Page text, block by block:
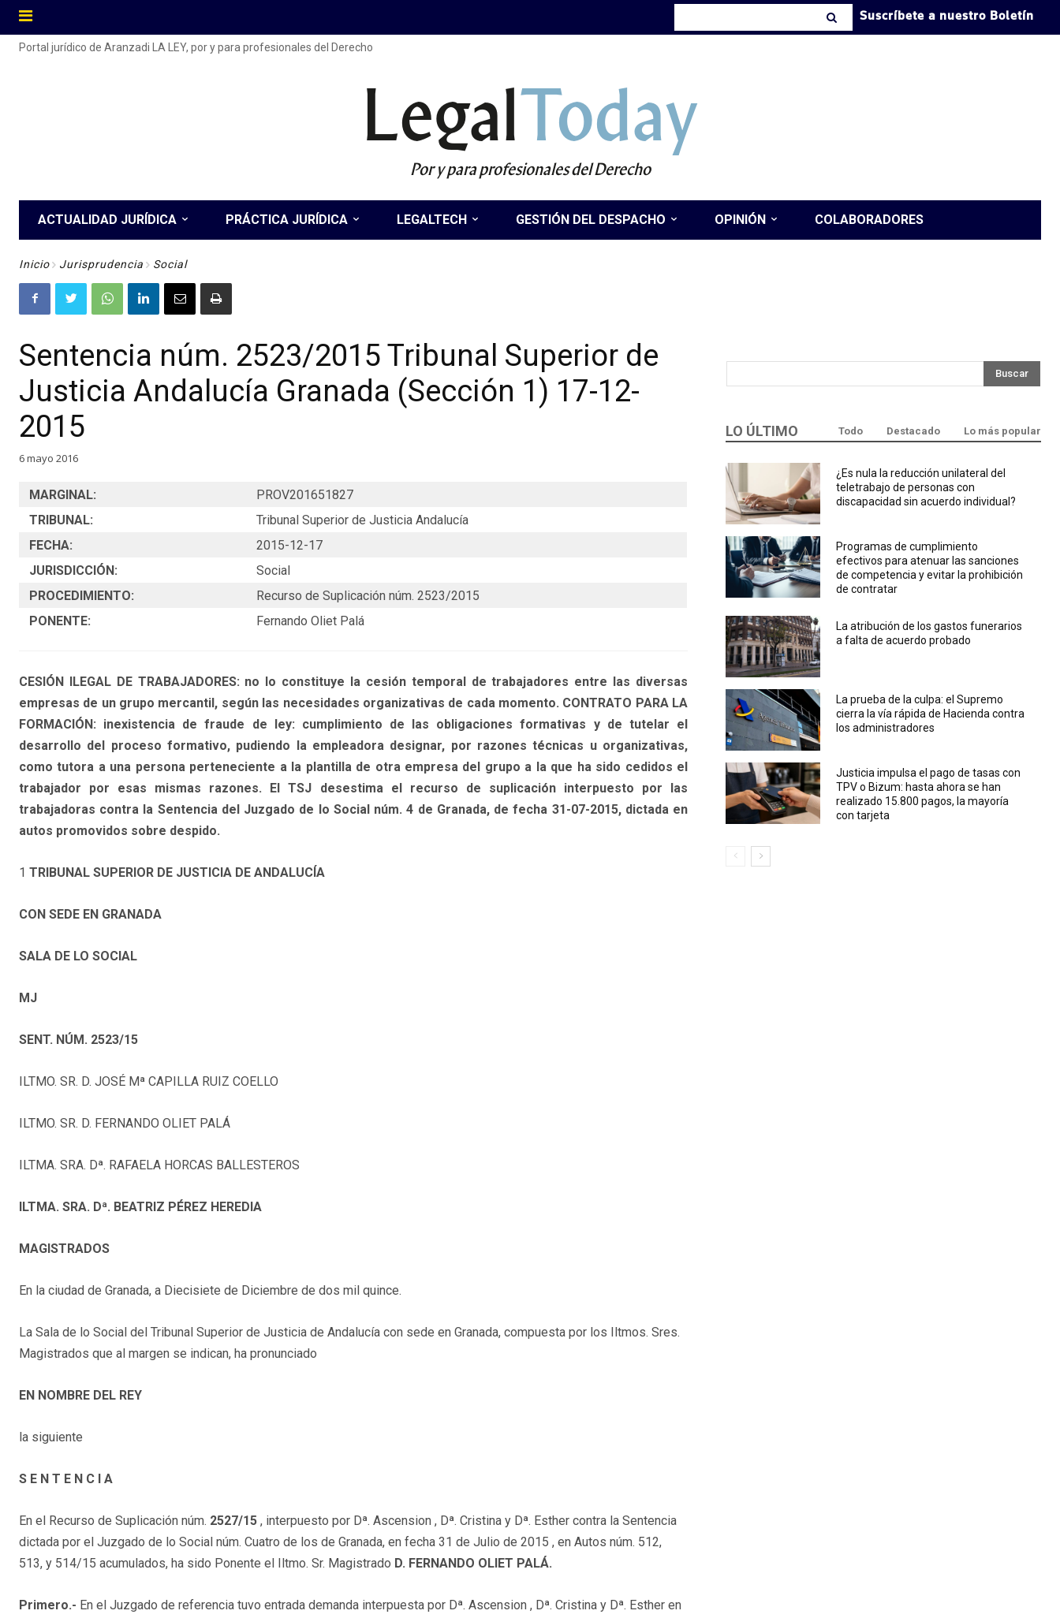
Suscríbete a nuestro Boletín
Portal jurídico de Aranzadi LA LEY, por y para profesionales del Derecho
LegalToday
Por y para profesionales del Derecho
ACTUALIDAD JURÍDICA PRÁCTICA JURÍDICA LEGALTECH GESTIÓN DEL DESPACHO OPINIÓN COLABORADORES
Inicio Jurisprudencia Social
Sentencia núm. 2523/2015 Tribunal Superior de
Justicia Andalucía Granada (Sección 1) 17-12-
2015
6 mayo 2016
MARGINAL:
PROV201651827
TRIBUNAL:
Tribunal Superior de Justicia Andalucía
FECHA:
2015-12-17
JURISDICCIÓN:
Social
PROCEDIMIENTO:
Recurso de Suplicación núm. 2523/2015
PONENTE:
Fernando Oliet Palá
CESIÓN ILEGAL DE TRABAJADORES: no lo constituye la cesión temporal de trabajadores entre las diversas
empresas de un grupo mercantil, según las necesidades organizativas de cada momento. CONTRATO PARA LA
FORMACIÓN: inexistencia de fraude de ley: cumplimiento de las obligaciones formativas y de tutelar el
desarrollo del proceso formativo, pudiendo la empleadora designar, por razones técnicas u organizativas,
como tutora a una persona perteneciente a la plantilla de otra empresa del grupo a la que ha sido cedidos el
trabajador por esas mismas razones. El TSJ desestima el recurso de suplicación interpuesto por las
trabajadoras contra la Sentencia del Juzgado de lo Social núm. 4 de Granada, de fecha 31-07-2015, dictada en
autos promovidos sobre despido.
1 TRIBUNAL SUPERIOR DE JUSTICIA DE ANDALUCÍA
CON SEDE EN GRANADA
SALA DE LO SOCIAL
MJ
SENT. NÚM. 2523/15
ILTMO. SR. D. JOSÉ Mª CAPILLA RUIZ COELLO
ILTMO. SR. D. FERNANDO OLIET PALÁ
ILTMA. SRA. Dª. RAFAELA HORCAS BALLESTEROS
ILTMA. SRA. Dª. BEATRIZ PÉREZ HEREDIA
MAGISTRADOS
En la ciudad de Granada, a Diecisiete de Diciembre de dos mil quince.
La Sala de lo Social del Tribunal Superior de Justicia de Andalucía con sede en Granada, compuesta por los Iltmos. Sres.
Magistrados que al margen se indican, ha pronunciado
EN NOMBRE DEL REY
la siguiente
S E N T E N C I A
En el Recurso de Suplicación núm. 2527/15 , interpuesto por Dª. Ascension , Dª. Cristina y Dª. Esther contra la Sentencia
dictada por el Juzgado de lo Social núm. Cuatro de los de Granada, en fecha 31 de Julio de 2015 , en Autos núm. 512,
513, y 514/15 acumulados, ha sido Ponente el Iltmo. Sr. Magistrado D. FERNANDO OLIET PALÁ.
Primero.- En el Juzgado de referencia tuvo entrada demanda interpuesta por Dª. Ascension , Dª. Cristina y Dª. Esther en
Buscar
LO ÚLTIMO Todo Destacado Lo más popular
¿Es nula la reducción unilateral del
teletrabajo de personas con
discapacidad sin acuerdo individual?
Programas de cumplimiento
efectivos para atenuar las sanciones
de competencia y evitar la prohibición
de contratar
La atribución de los gastos funerarios
a falta de acuerdo probado
La prueba de la culpa: el Supremo
cierra la vía rápida de Hacienda contra
los administradores
Justicia impulsa el pago de tasas con
TPV o Bizum: hasta ahora se han
realizado 15.800 pagos, la mayoría
con tarjeta